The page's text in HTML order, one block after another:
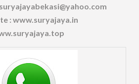
: www.suryajaya.in